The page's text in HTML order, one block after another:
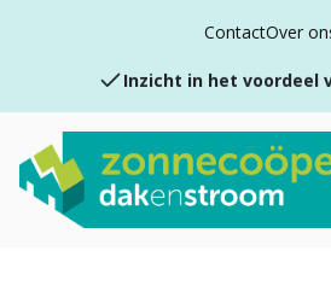
Inzicht in het voordeel
Jaarlijks voordeel
ContactOver